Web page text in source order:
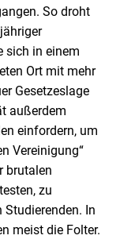
So droht
sich in einem
Ort mit mehr
Gesetzeslage
außerdem
einfordern, um
Vereinigung“
brutalen
zu
In
meist die Folter.